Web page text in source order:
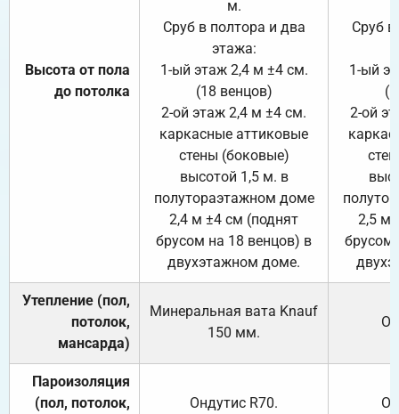
Высота от пола
до потолка
м.
Сруб в полтора и два
этажа:
1-ый этаж 2,4 м ±4 см.
(18 венцов)
2-ой этаж 2,4 м ±4 см.
каркасные аттиковые
стены (боковые)
высотой 1,5 м. в
полутораэтажном доме
2,4 м ±4 см (поднят
брусом на 18 венцов) в
двухэтажном доме.
Сруб
1-ый
2-ой
2,5 м
брусом
Утепление (пол,
потолок,
мансарда)
Минеральная вата Knauf
150 мм.
Пароизоляция
(пол, потолок,
Ондутис R70.